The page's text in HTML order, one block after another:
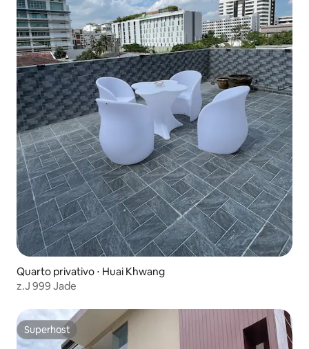
Quarto privativo ⋅ Huai Khwang
z.J 999 Jade
Superhost
Superhost